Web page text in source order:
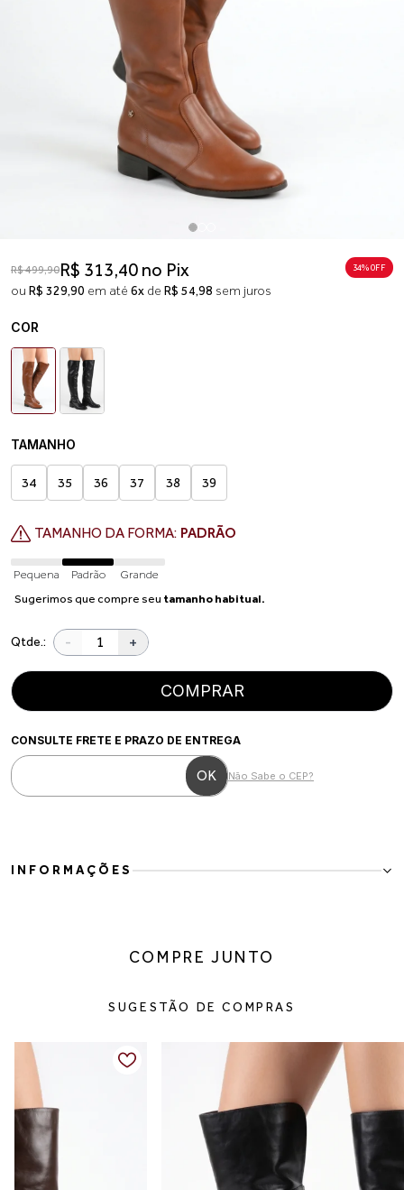
R$ 499,90R$ 313,40 no Pix
ou R$ 329,90 em até 6x de R$ 54,98 sem juros
34% 0FF
COR
TAMANHO
34 35 36 37 38 39
TAMANHO DA FORMA: PADRÃO
Pequena Padrão
Grande
Sugerimos que compre seu tamanho habitual.
Qtde.: - +
COMPRAR
CONSULTE FRETE E PRAZO DE ENTREGA
Não Sabe o CEP?
INFORMAÇÕES
cano super longo e design minimalista, ela cria uma silhueta
prolongado, além de fechamento em zíper lateral que facilita o
calce. Seu visual versátil permite combinações com vestidos, saias,
shorts ou calças ajustadas, transitando facilmente entre looks
casuais e sofisticados.
Clássica, elegante e atemporal, é uma peça indispensável para quem
busca conforto e presença em um único calçado.
Detalhes do produto:
Material externo: Couro vegano
COMPRE JUNTO
SUGESTÃO DE COMPRAS